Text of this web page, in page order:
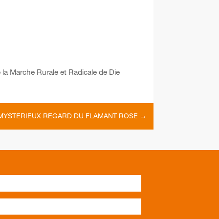
Marche Rurale et Radicale de Die
REGARD DU FLAMANT ROSE →